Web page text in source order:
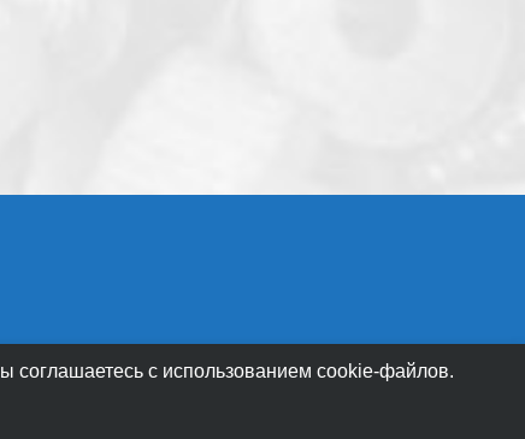
соглашаетесь с использованием cookie-файлов.